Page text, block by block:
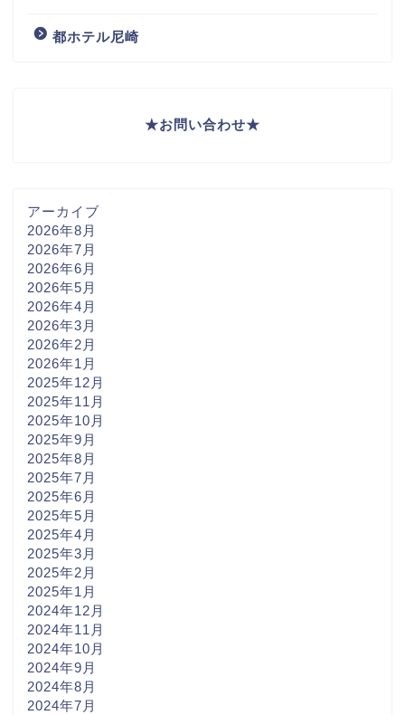
都ホテル尼崎
★お問い合わせ★
アーカイブ
2026年8月
2026年7月
2026年6月
2026年5月
2026年4月
2026年3月
2026年2月
2026年1月
2025年12月
2025年11月
2025年10月
2025年9月
2025年8月
2025年7月
2025年6月
2025年5月
2025年4月
2025年3月
2025年2月
2025年1月
2024年12月
2024年11月
2024年10月
2024年9月
2024年8月
2024年7月